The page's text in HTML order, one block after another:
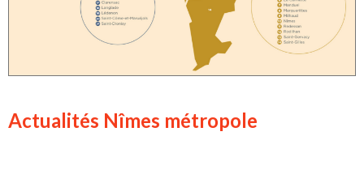
Actualités Nîmes métropole